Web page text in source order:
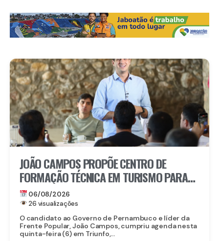
JOÃO CAMPOS PROPÕE CENTRO DE
FORMAÇÃO TÉCNICA EM TURISMO PARA
FORTALECER TRIUNFO
06/08/2026
26 visualizações
O candidato ao Governo de Pernambuco e líder da
Frente Popular, João Campos, cumpriu agenda nesta
quinta-feira (6) em Triunfo,...